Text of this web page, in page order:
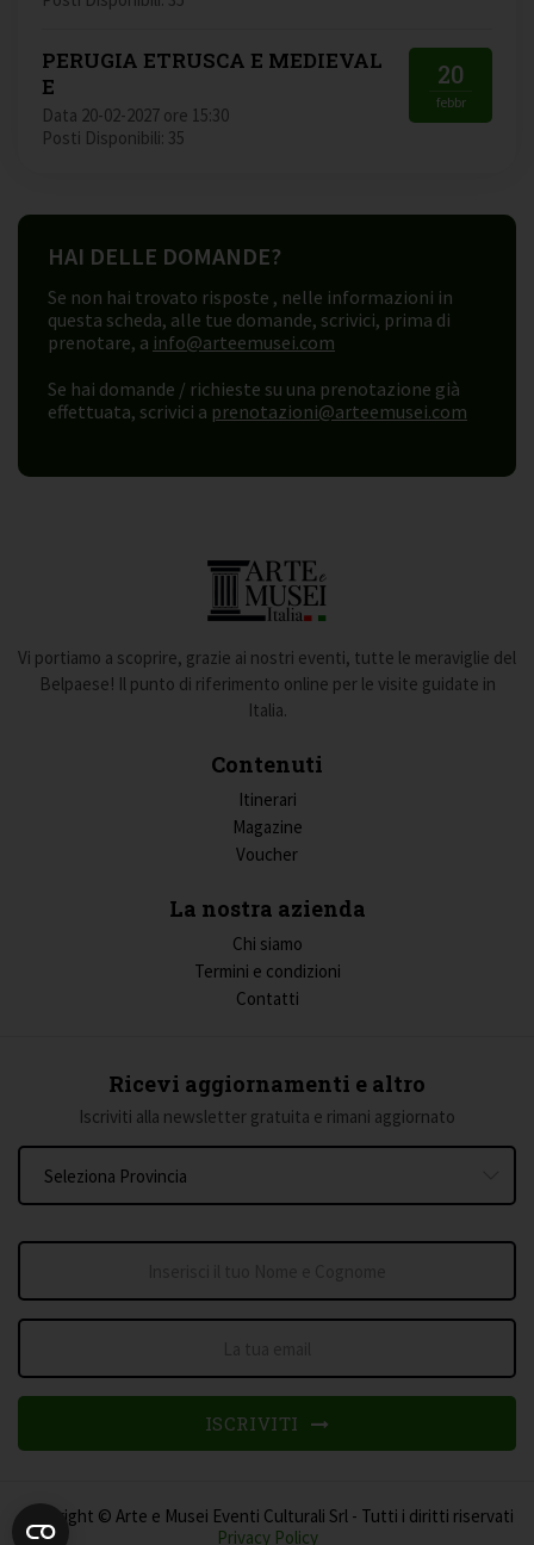
PERUGIA ETRUSCA E MEDIEVAL
E
Data 20-02-2027 ore 15:30
Posti Disponibili: 35
20
febbr
HAI DELLE DOMANDE?
Se non hai trovato risposte , nelle informazioni in
questa scheda, alle tue domande, scrivici, prima di
prenotare, a info@arteemusei.com
Se hai domande / richieste su una prenotazione già
effettuata, scrivici a prenotazioni@arteemusei.com
Vi portiamo a scoprire, grazie ai nostri eventi, tutte le meraviglie del
Belpaese! Il punto di riferimento online per le visite guidate in
Italia.
Contenuti
Itinerari
Magazine
Voucher
La nostra azienda
Chi siamo
Termini e condizioni
Contatti
Ricevi aggiornamenti e altro
Iscriviti alla newsletter gratuita e rimani aggiornato
ISCRIVITI
Copyright © Arte e Musei Eventi Culturali Srl - Tutti i diritti riservati
Privacy Policy